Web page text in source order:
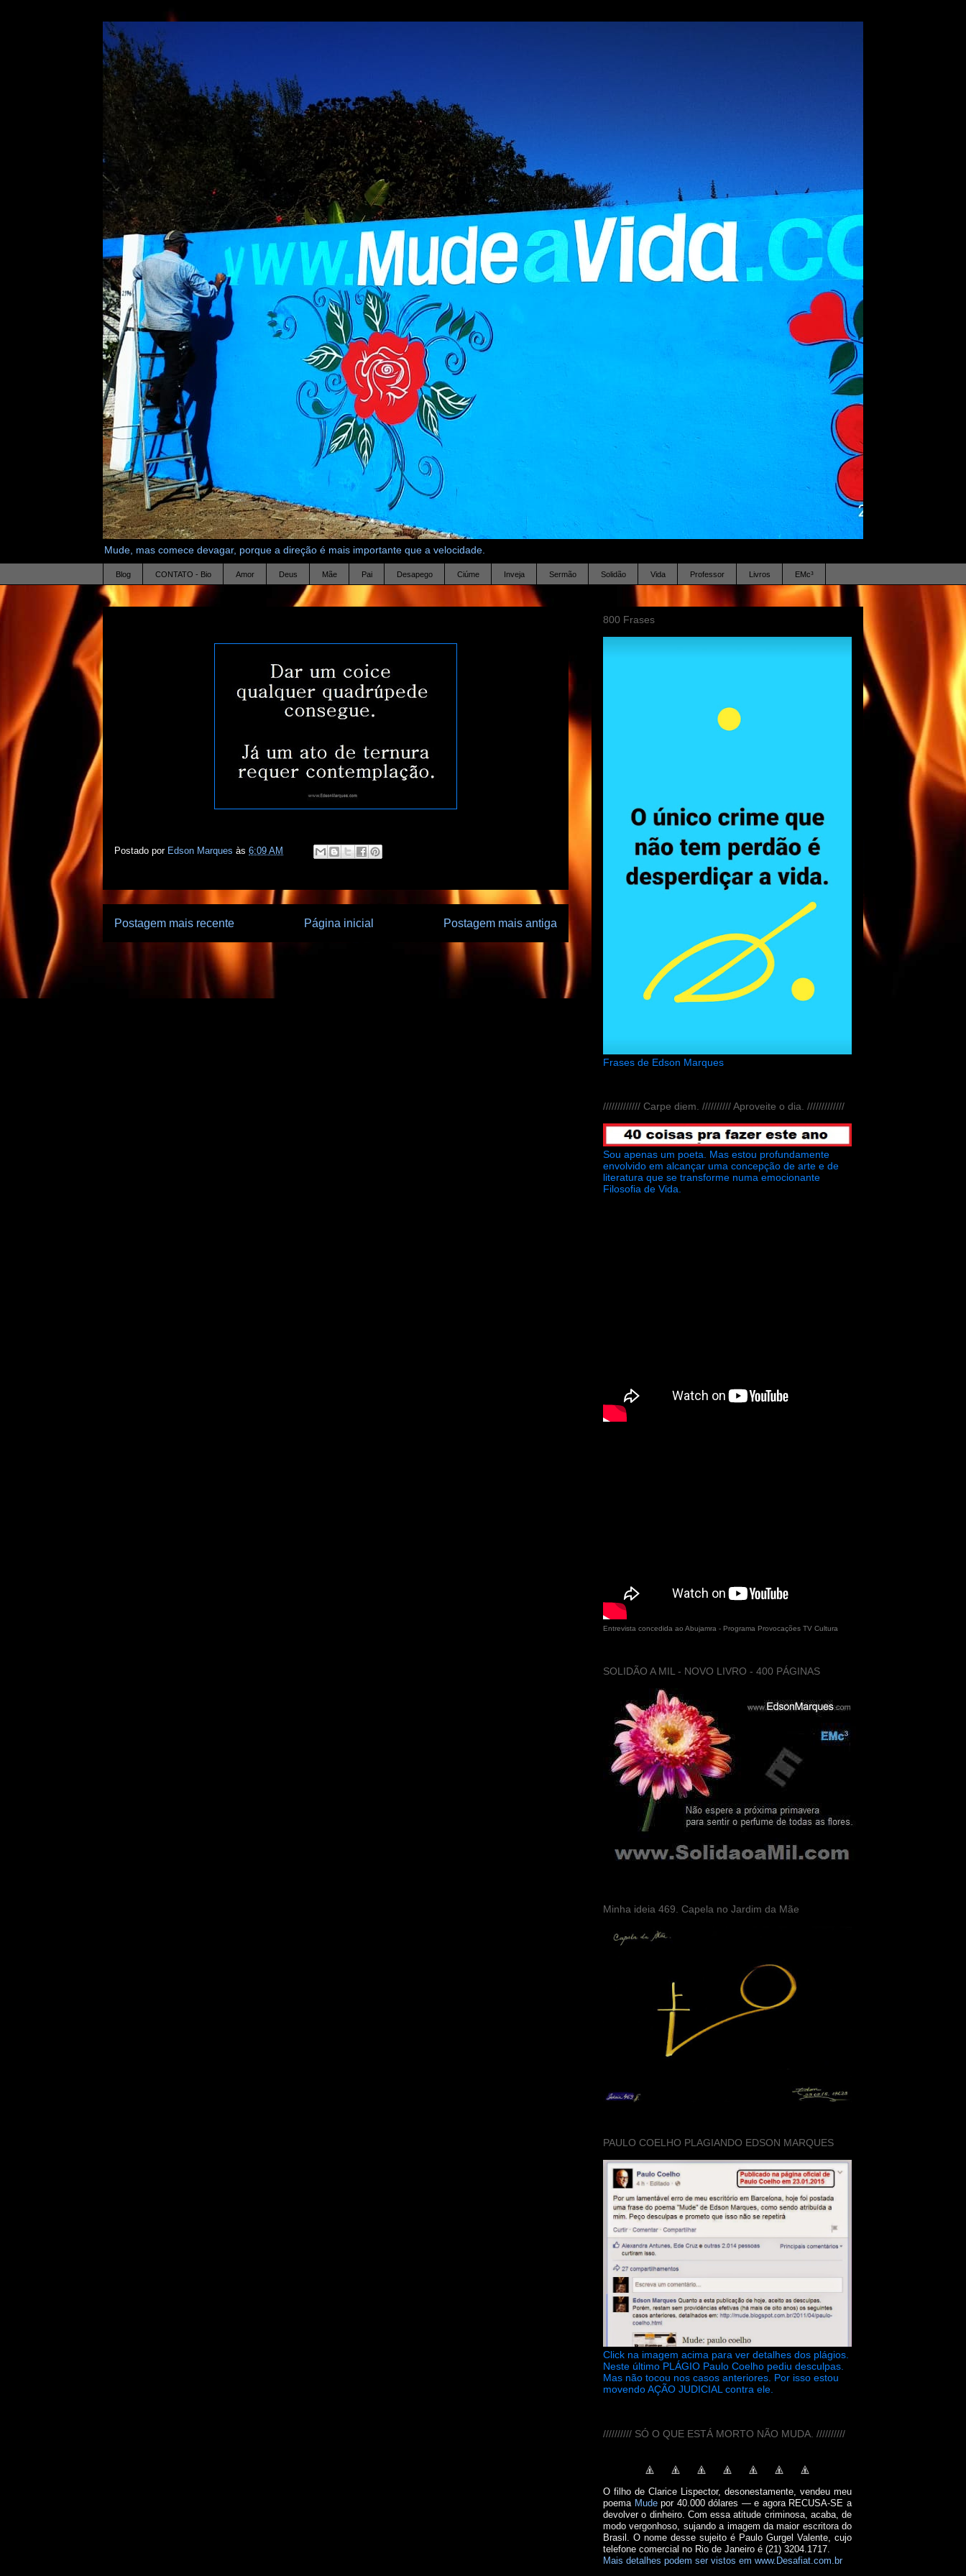
Mude, mas comece devagar, porque a direção é mais importante que a velocidade.
Blog CONTATO - Bio Amor Deus Mãe Pai Desapego Ciúme Inveja Sermão Solidão Vida Professor Livros EMc³
Postado por Edson Marques às 6:09 AM
Postagem mais recente Postagem mais antiga
Página inicial
800 Frases
Frases de Edson Marques
///////////// Carpe diem. ////////// Aproveite o dia. /////////////
Sou apenas um poeta. Mas estou profundamente
envolvido em alcançar uma concepção de arte e de
literatura que se transforme numa emocionante
Filosofia de Vida.
Entrevista concedida ao Abujamra - Programa Provocações TV Cultura
SOLIDÃO A MIL - NOVO LIVRO - 400 PÁGINAS
Minha ideia 469. Capela no Jardim da Mãe
PAULO COELHO PLAGIANDO EDSON MARQUES
Click na imagem acima para ver detalhes dos plágios.
Neste último PLÁGIO Paulo Coelho pediu desculpas.
Mas não tocou nos casos anteriores. Por isso estou
movendo AÇÃO JUDICIAL contra ele.
////////// SÓ O QUE ESTÁ MORTO NÃO MUDA. //////////
O filho de Clarice Lispector, desonestamente, vendeu meu
poema Mudepor 40.000 dólares — e agora RECUSA-SE a
devolver o dinheiro. Com essa atitude criminosa, acaba, de
modo vergonhoso, sujando a imagem da maior escritora do
Brasil. O nome desse sujeito é Paulo Gurgel Valente, cujo
telefone comercial no Rio de Janeiro é (21) 3204.1717.
Mais detalhes podem ser vistos em www.Desafiat.com.br